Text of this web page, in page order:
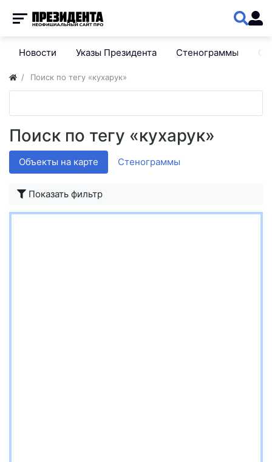
Новости Указы Президента Стенограммы
Поиск по тегу «кухарук»
Поиск по тегу «кухарук»
Объекты на карте Стенограммы
Показать фильтр